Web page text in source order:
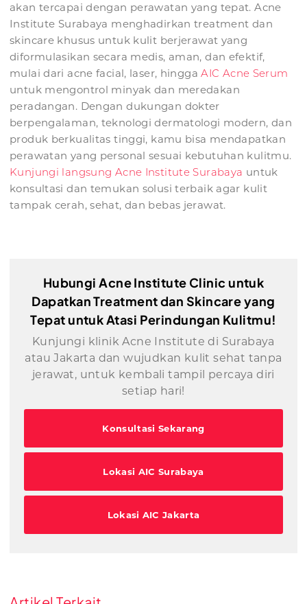
akan tercapai dengan perawatan yang tepat. Acne
Institute Surabaya menghadirkan treatment dan
skincare khusus untuk kulit berjerawat yang
diformulasikan secara medis, aman, dan efektif,
mulai dari acne facial, laser, hinggaAIC Acne Serum
untuk mengontrol minyak dan meredakan
peradangan. Dengan dukungan dokter
berpengalaman, teknologi dermatologi modern, dan
produk berkualitas tinggi, kamu bisa mendapatkan
perawatan yang personal sesuai kebutuhan kulitmu.
Kunjungi langsung Acne Institute Surabaya untuk
konsultasi dan temukan solusi terbaik agar kulit
tampak cerah, sehat, dan bebas jerawat.
Hubungi Acne Institute Clinic untuk
Dapatkan Treatment dan Skincare yang
Tepat untuk Atasi Perindungan Kulitmu!
Kunjungi klinik Acne Institute di Surabaya
atau Jakarta dan wujudkan kulit sehat tanpa
jerawat, untuk kembali tampil percaya diri
setiap hari!
Konsultasi Sekarang
Lokasi AIC Surabaya
Lokasi AIC Jakarta